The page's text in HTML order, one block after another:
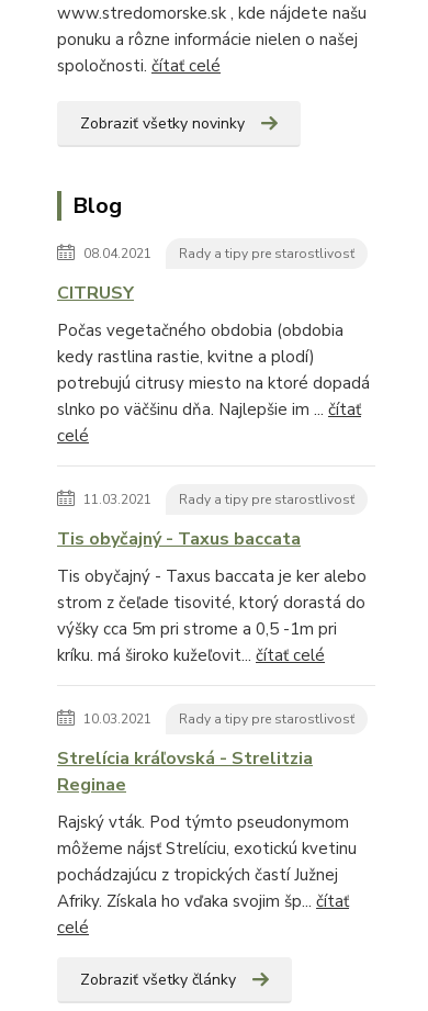
www.stredomorske.sk , kde nájdete našu
ponuku a rôzne informácie nielen o našej
spoločnosti. čítať celé
Zobraziť všetky novinky
Blog
08.04.2021 Rady a tipy pre starostlivosť
CITRUSY
Počas vegetačného obdobia (obdobia
kedy rastlina rastie, kvitne a plodí)
potrebujú citrusy miesto na ktoré dopadá
slnko po väčšinu dňa. Najlepšie im ... čítať
celé
11.03.2021 Rady a tipy pre starostlivosť
Tis obyčajný - Taxus baccata
Tis obyčajný - Taxus baccata je ker alebo
strom z čeľade tisovité, ktorý dorastá do
výšky cca 5m pri strome a 0,5 -1m pri
kríku. má široko kužeľovit... čítať celé
10.03.2021 Rady a tipy pre starostlivosť
Strelícia kráľovská - Strelitzia
Reginae
Rajský vták. Pod týmto pseudonymom
môžeme nájsť Strelíciu, exotickú kvetinu
pochádzajúcu z tropických častí Južnej
Afriky. Získala ho vďaka svojim šp... čítať
celé
Zobraziť všetky články